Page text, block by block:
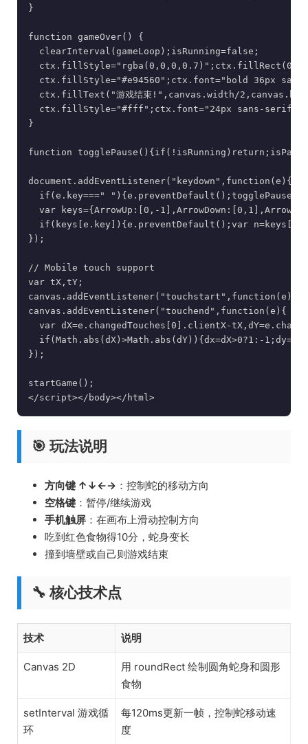
}
function gameOver() {
  clearInterval(gameLoop);isRunning=false;
ctx.fillStyle="#e94560";ctx.font="bold 36px
ctx.fillText("游戏结束!",canvas.width/
ctx.fillStyle="#fff";ctx.font="24px sans-
}
function
document.addEventListener("keydown",function(e){
if(e.key==="
var keys={ArrowUp:[0,-
if(keys[e.key]){e.preventDefault();var
});
// Mobile touch support
var tX,tY;
canvas.addEventListener("touchend",function(e){
var dX=e.changedTouches[0].clientX-
if(Math.abs(dX)>Math.abs(dY)){dx=dX>0?1:-
});
startGame();
</script></body></html>
🎯 玩法说明
方向键 ↑↓←→ ：控制蛇的移动方向
空格键 ：暂停/继续游戏
手机触屏 ：在画布上滑动控制方向
吃到红色食物得10分，蛇身变长
撞到墙壁或自己则游戏结束
🔧 核心技术点
技术 说明
Canvas 2D
用 roundRect 绘制圆角蛇身和圆形
食物
setInterval 游戏循
环
每120ms更新一帧，控制蛇移动速
度